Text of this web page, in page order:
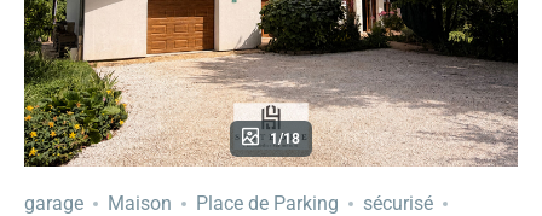
1/18
garage Maison Place de Parking
sécurisé